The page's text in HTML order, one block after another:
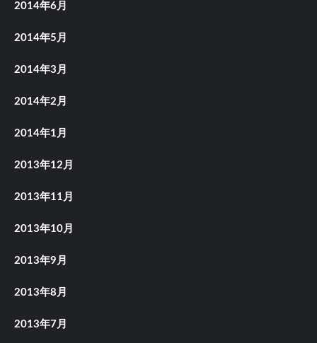
2014年6月
2014年5月
2014年3月
2014年2月
2014年1月
2013年12月
2013年11月
2013年10月
2013年9月
2013年8月
2013年7月